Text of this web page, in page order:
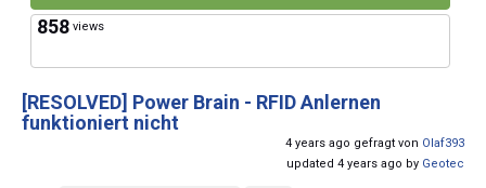
858 views
[RESOLVED] Power Brain - RFID Anlernen
funktioniert nicht
4 years ago gefragt von Olaf393
updated 4 years ago by Geotec